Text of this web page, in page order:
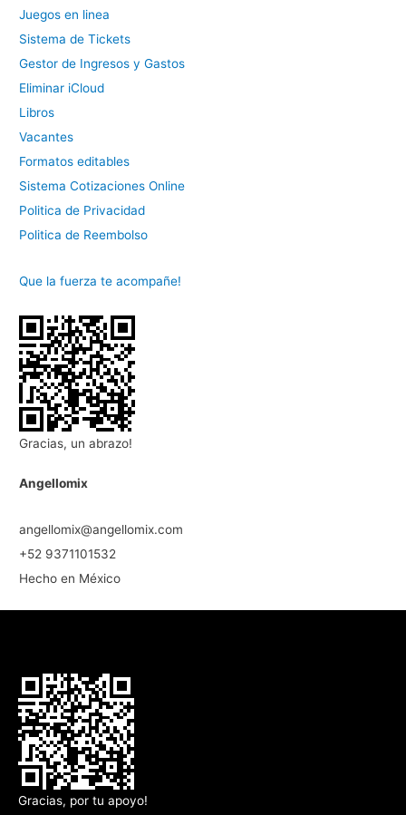
Juegos en linea
Sistema de Tickets
Gestor de Ingresos y Gastos
Eliminar iCloud
Libros
Vacantes
Formatos editables
Sistema Cotizaciones Online
Politica de Privacidad
Politica de Reembolso
Que la fuerza te acompañe!
Gracias, un abrazo!
Angellomix
angellomix@angellomix.com
+52 9371101532
Hecho en México
Gracias, por tu apoyo!